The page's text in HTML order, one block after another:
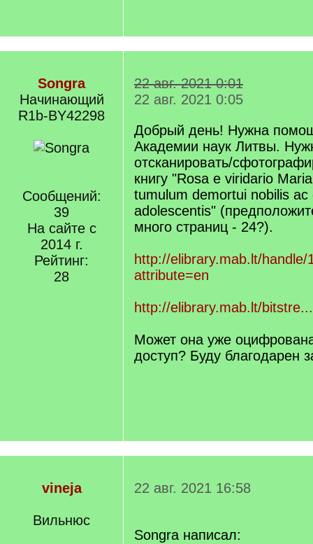
Songra
Начинающий
R1b-BY42298
Сообщений:
39
На сайте с
2014 г.
Рейтинг:
28
22 авг. 2021 0:01
22 авг. 2021 0:05
Добрый день! Нужна
Академии наук Литвы.
отсканировать/
книгу "Rosa e viridario
tumulum demortui nobilis ac
adolescentis"
много страниц - 24?).
http://elibrary.mab.lt/handle/
attribute=en
http://elibrary.mab.lt/
Может она уже
доступ? Буду благодарен
vineja
Вильнюс
22 авг. 2021 16:58
Songra написал: